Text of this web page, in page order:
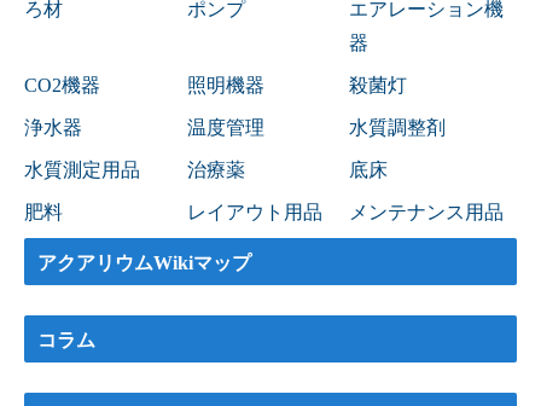
ろ材 ポンプ
エアレーション機
器
CO2機器 照明機器 殺菌灯
浄水器 温度管理 水質調整剤
水質測定用品 治療薬 底床
肥料 レイアウト用品 メンテナンス用品
アクアリウムWikiマップ
コラム